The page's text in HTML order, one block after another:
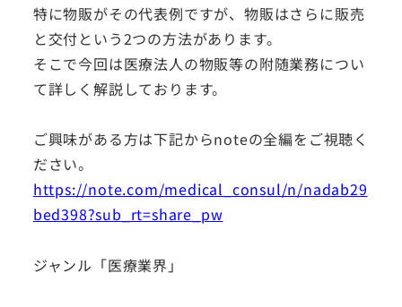
特に物販がその代表例ですが、物販はさらに販売
と交付という2つの方法があります。
そこで今回は医療法人の物販等の附随業務につい
て詳しく解説しております。
ご興味がある方は下記からnoteの全編をご視聴く
ださい。
https://note.com/medical_consul/n/nadab29
bed398?sub_rt=share_pw
ジャンル「医療業界」